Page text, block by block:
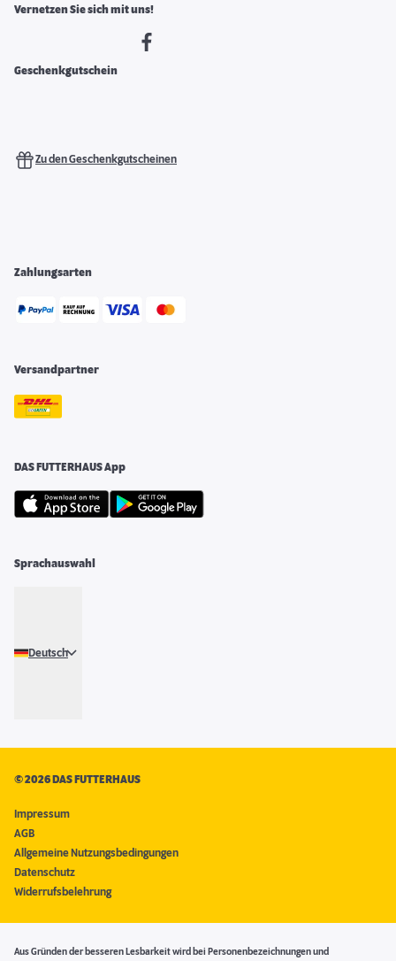
Vernetzen Sie sich mit uns!
Geschenkgutschein
Zu den Geschenkgutscheinen
Zahlungsarten
Versandpartner
DAS FUTTERHAUS App
Sprachauswahl
Deutsch
©2026 DAS FUTTERHAUS
Impressum
AGB
Allgemeine Nutzungsbedingungen
Datenschutz
Widerrufsbelehrung
Aus Gründen der besseren Lesbarkeit wird bei Personenbezeichnungen und